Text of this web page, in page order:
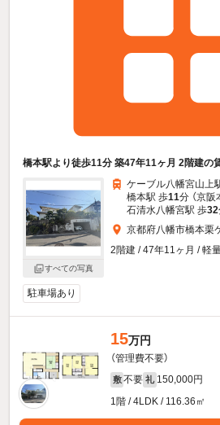
橋本駅より徒歩11分 築47年11ヶ月 2階建の
すべての写真
ケーブル八幡宮山上
橋本駅 歩11分 （京阪
石清水八幡宮駅 歩32
京都府八幡市橋本栗
2階建 / 47年11ヶ月 / 軽
駐車場あり
15万円
（管理費不要）
敷 不要 礼 150,000円
1階 / 4LDK / 116.36㎡